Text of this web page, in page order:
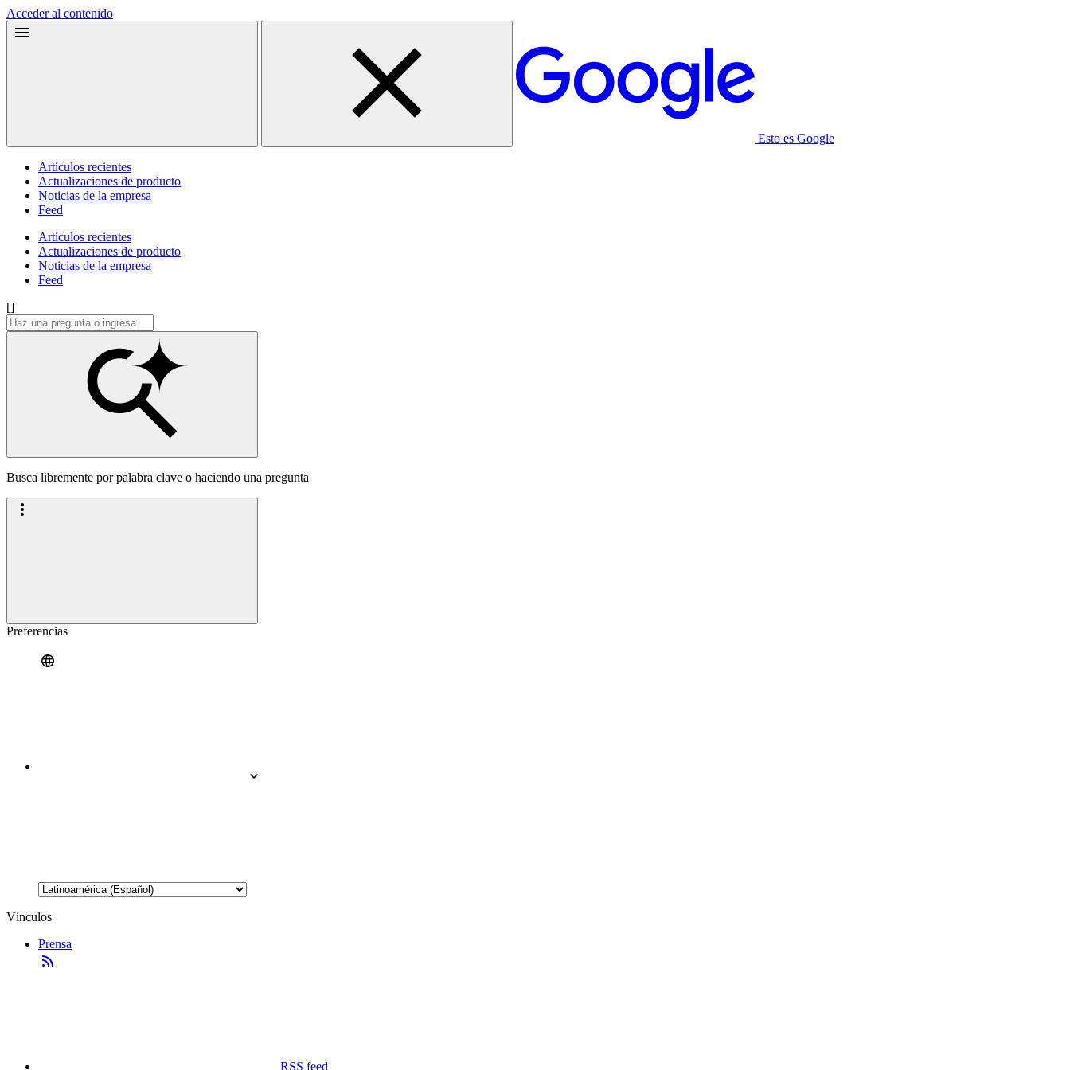
Acceder al contenido
Esto es Google
Artículos recientes
Actualizaciones de producto
Noticias de la empresa
Feed
Artículos recientes
Actualizaciones de producto
Noticias de la empresa
Feed
[]
Busca libremente por palabra clave o haciendo una pregunta
Preferencias
Vínculos
Prensa
RSS feed